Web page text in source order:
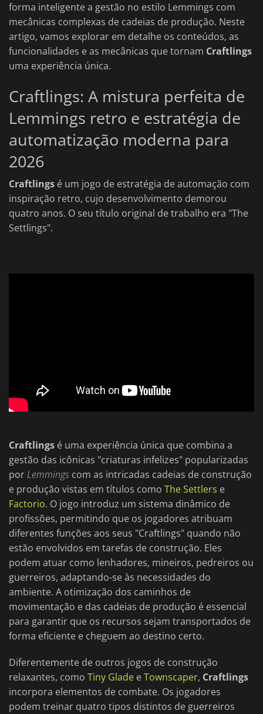
forma inteligente a gestão no estilo Lemmings com
mecânicas complexas de cadeias de produção. Neste
artigo, vamos explorar em detalhe os conteúdos, as
funcionalidades e as mecânicas que tornam Craftlings
uma experiência única.
Craftlings: A mistura perfeita de
Lemmings retro e estratégia de
automatização moderna para
2026
Craftlings é um jogo de estratégia de automação com
inspiração retro, cujo desenvolvimento demorou
quatro anos. O seu título original de trabalho era "The
Settlings".
Craftlings é uma experiência única que combina a
gestão das icônicas "criaturas infelizes" popularizadas
porLemmings com as intricadas cadeias de construção
e produção vistas em títulos como The Settlers e
Factorio. O jogo introduz um sistema dinâmico de
profissões, permitindo que os jogadores atribuam
diferentes funções aos seus "Craftlings" quando não
estão envolvidos em tarefas de construção. Eles
podem atuar como lenhadores, mineiros, pedreiros ou
guerreiros, adaptando-se às necessidades do
ambiente. A otimização dos caminhos de
movimentação e das cadeias de produção é essencial
para garantir que os recursos sejam transportados de
forma eficiente e cheguem ao destino certo.
Diferentemente de outros jogos de construção
relaxantes, como Tiny Glade eTownscaper, Craftlings
incorpora elementos de combate. Os jogadores
podem treinar quatro tipos distintos de guerreiros